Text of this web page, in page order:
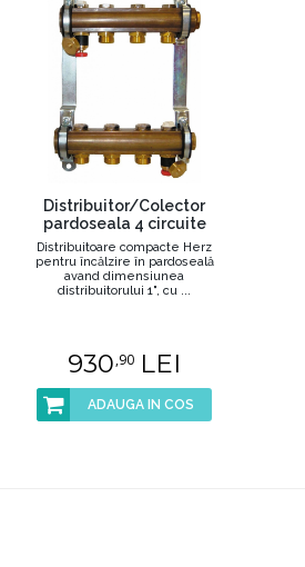
Distribuitor/Colector
pardoseala 4 circuite
Distribuitoare compacte Herz
pentru încălzire în pardoseală
avand dimensiunea
distribuitorului 1", cu ...
930,90LEI
ADAUGA IN COS